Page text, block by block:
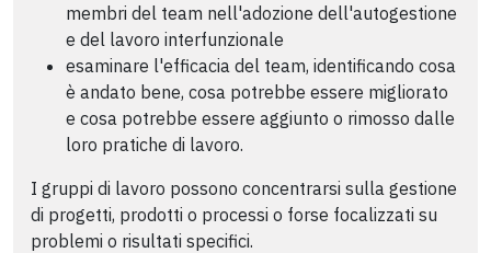
membri del team nell'adozione dell'autogestione
e del lavoro interfunzionale
esaminare l'efficacia del team, identificando cosa
è andato bene, cosa potrebbe essere migliorato
e cosa potrebbe essere aggiunto o rimosso dalle
loro pratiche di lavoro.
I gruppi di lavoro possono concentrarsi sulla gestione
di progetti, prodotti o processi o forse focalizzati su
problemi o risultati specifici.